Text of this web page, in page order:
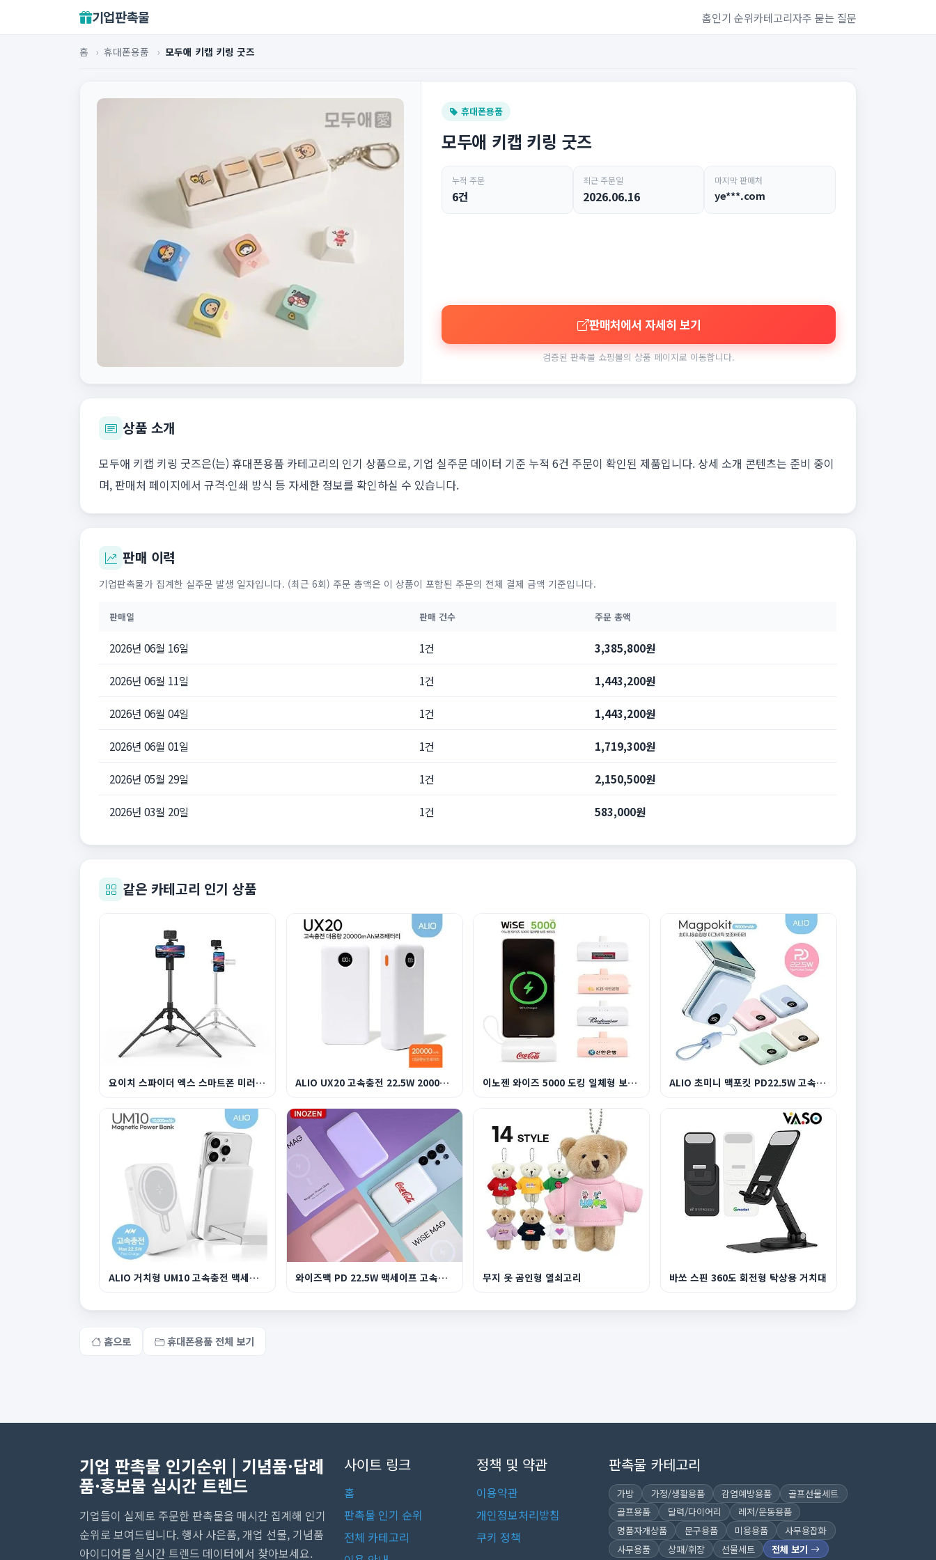
기업판촉물 홈인기 순위카테고리자주 묻는 질문
홈 › 휴대폰용품 › 모두애 키캡 키링 굿즈
휴대폰용품
모두애 키캡 키링 굿즈
누적 주문
6건
최근 주문일
2026.06.16
마지막 판매처
ye***.com
판매처에서 자세히 보기
검증된 판촉물 쇼핑몰의 상품 페이지로 이동합니다.
상품 소개
모두애 키캡 키링 굿즈은(는) 휴대폰용품 카테고리의 인기 상품으로, 기업 실주문 데이터 기준 누적 6건 주문이 확인된 제품입니다. 상세 소개 콘텐츠는 준비 중이
며, 판매처 페이지에서 규격·인쇄 방식 등 자세한 정보를 확인하실 수 있습니다.
판매 이력
기업판촉물가 집계한 실주문 발생 일자입니다. (최근 6회) 주문 총액은 이 상품이 포함된 주문의 전체 결제 금액 기준입니다.
판매일 판매 건수 주문 총액
2026년 06월 16일 1건 3,385,800원
2026년 06월 11일 1건 1,443,200원
2026년 06월 04일 1건 1,443,200원
2026년 06월 01일 1건 1,719,300원
2026년 05월 29일 1건 2,150,500원
2026년 03월 20일 1건 583,000원
같은 카테고리 인기 상품
요이치 스파이더 엑스 스마트폰 미러리스 듀얼 삼각... ALIO UX20 고속충전 22.5W 20000mAh 이노젠 와이즈 5000 도킹 일체형 보조배터리 ALIO 초미니 맥포킷 PD22.5W 고속충전 맥세이프 보...
ALIO 거치형 UM10 고속충전 맥세이프 보조배터리 10... 와이즈맥 PD 22.5W 맥세이프 고속충전 보조배터리 무지 옷 곰인형 열쇠고리 바쏘 스핀 360도 회전형 탁상용 거치대
홈으로 휴대폰용품 전체 보기
기업 판촉물 인기순위 | 기념품·답례
품·홍보물 실시간 트렌드
기업들이 실제로 주문한 판촉물을 매시간 집계해 인기
순위로 보여드립니다. 행사 사은품, 개업 선물, 기념품
아이디어를 실시간 트렌드 데이터에서 찾아보세요.
사이트 링크
홈
판촉물 인기 순위
전체 카테고리
정책 및 약관
이용약관
개인정보처리방침
쿠키 정책
판촉물 카테고리
가방 가정/생활용품 감염예방용품
골프선물세트
골프용품
달력/다이어리
레저/운동용품
명품자개상품
문구용품 미용용품
사무용잡화
사무용품
상패/휘장 선물세트 전체 보기